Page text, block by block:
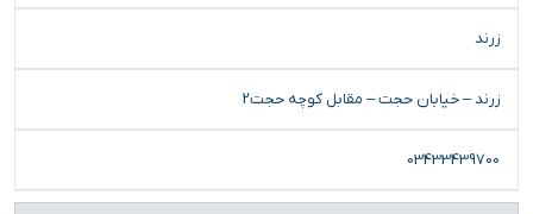
زرند
زرند – خیابان حجت – مقابل کوچه حجت2
03433439700